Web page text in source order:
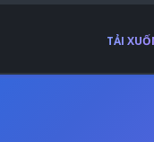
TẢI